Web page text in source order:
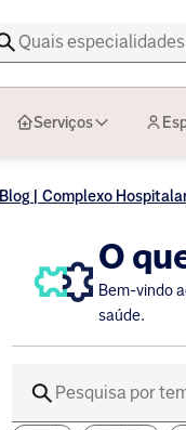
Serviços
Blog | Complexo
O
Bem-vindo
saúde.